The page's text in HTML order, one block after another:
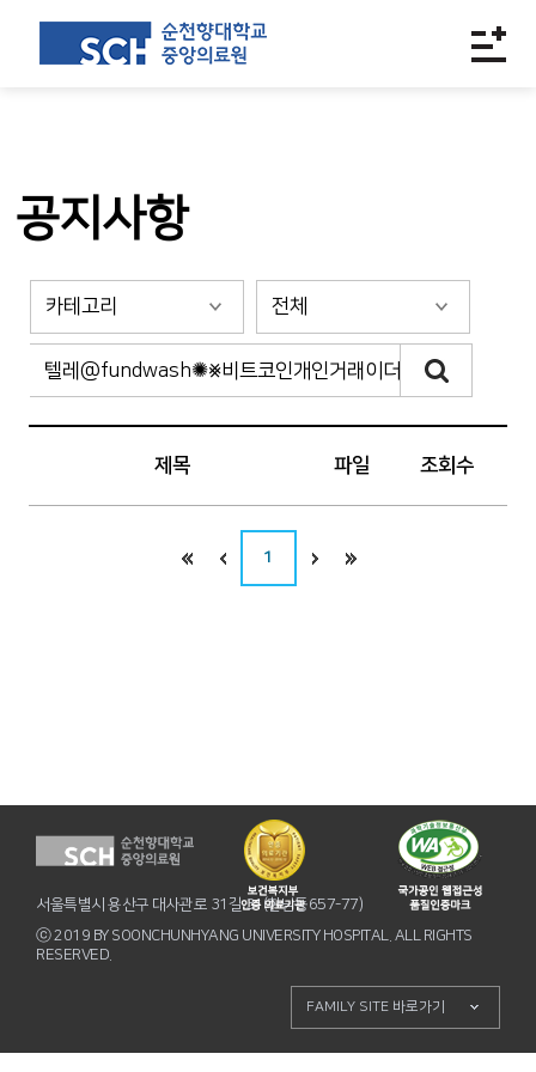
공지사항
제목 파일 조회수
1
서울특별시 용산구 대사관로 31길 31(한남동657-77)
ⓒ 2019 BY SOONCHUNHYANG UNIVERSITY HOSPITAL. ALL RIGHTS
RESERVED.
FAMILY SITE 바로가기